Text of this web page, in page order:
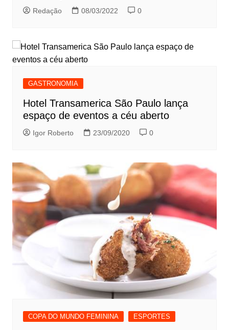
Redação 08/03/2022 0
GASTRONOMIA
Hotel Transamerica São Paulo lança
espaço de eventos a céu aberto
Igor Roberto 23/09/2020 0
COPA DO MUNDO FEMININA ESPORTES